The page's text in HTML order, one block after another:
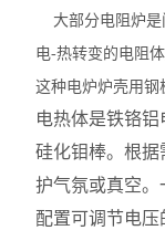
大部分电阻炉是
电-热转变的电阻
这种电炉炉壳用钢
电热体是铁铬
硅化钼棒。根
护气氛或真空。
配置可调节电